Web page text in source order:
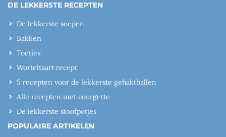
DE LEKKERSTE RECEPTEN
De lekkerste soepen
Bakken
Toetjes
Worteltaart recept
5 recepten voor de lekkerste gehaktballen
Alle recepten met courgette
De lekkerste stoofpotjes
POPULAIRE ARTIKELEN